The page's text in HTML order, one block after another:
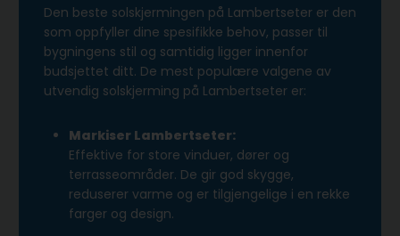
Den beste solskjermingen på Lambertseter er den
som oppfyller dine spesifikke behov, passer til
bygningens stil og samtidig ligger innenfor
budsjettet ditt. De mest populære valgene av
utvendig solskjerming på Lambertseter er:
Markiser Lambertseter:
Effektive for store vinduer, dører og
terrasseområder. De gir god skygge,
reduserer varme og er tilgjengelige i en rekke
farger og design.